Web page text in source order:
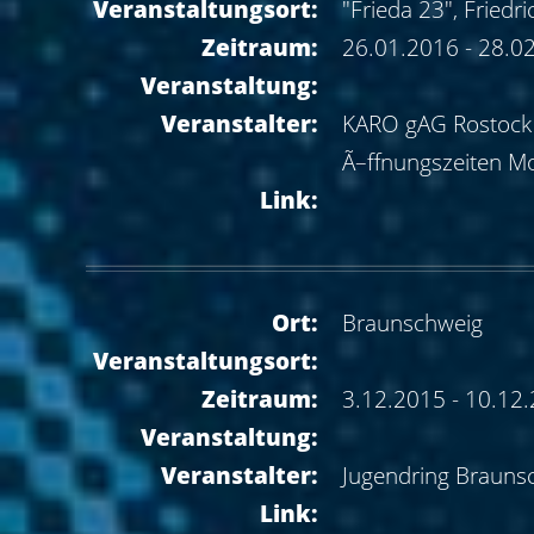
Veranstaltungsort:
"Frieda 23",
Zeitraum:
26.01.2016 -
Veranstaltung:
Veranstalter:
KARO gAG Rostock
Ã–ffnungszeiten
Link:
Ort:
Braunschweig
Veranstaltungsort:
Zeitraum:
3.12.2015 -
Veranstaltung:
Veranstalter:
Jugendring
Link: